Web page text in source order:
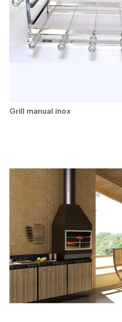
Grill manual inox